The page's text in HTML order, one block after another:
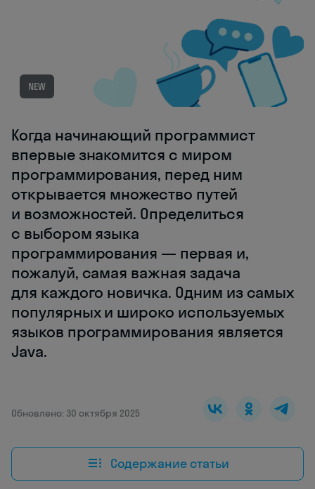
NEW
Когда начинающий программист
впервые знакомится с миром
программирования, перед ним
открывается множество путей
и возможностей. Определиться
с выбором языка
программирования — первая и,
пожалуй, самая важная задача
для каждого новичка. Одним из самых
популярных и широко используемых
языков программирования является
Java.
Обновлено: 30 октября 2025
Содержание статьи